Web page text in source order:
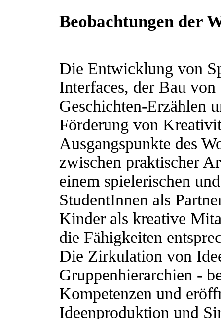
Beobachtungen der
Die Entwicklung von
Interfaces, der Bau
Geschichten-Erzählen
Förderung von
Ausgangspunkte des
zwischen praktischer
einem spielerischen
StudentInnen als
Kinder als kreative
die Fähigkeiten
Die Zirkulation von
Gruppenhierarchien -
Kompetenzen und
Ideenproduktion und